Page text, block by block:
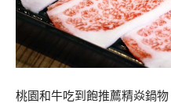
桃園和牛吃到飽推薦精焱鍋